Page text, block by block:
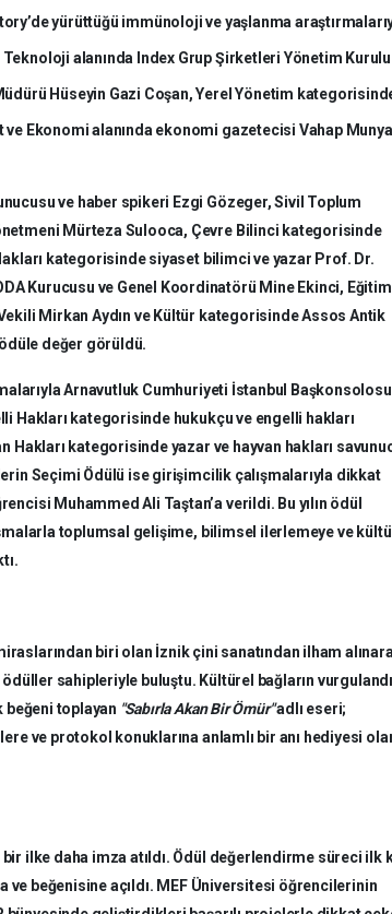
yürüttüğü immünoloji ve yaşlanma
alanında Index Grup Şirketleri Yönetim Kurulu
Hüseyin Gazi Coşan, Yerel Yönetim
ve Ekonomi alanında ekonomi gazetecisi Vahap
ve haber spikeri Ezgi Gözeger, Sivil Toplum
Mürteza Sulooca, Çevre Bilinci kategorisinde
kategorisinde siyaset bilimci ve yazar Prof. Dr.
Kurucusu ve Genel Koordinatörü Mine Ekinci,
Mirkan Aydın ve Kültür kategorisinde Assos Antik
değer görüldü.
Arnavutluk Cumhuriyeti İstanbul Başkonsolosu
Hakları kategorisinde hukukçu ve engelli hakları
Hakları kategorisinde yazar ve hayvan hakları
Seçimi Ödülü ise girişimcilik çalışmalarıyla dikkat
Muhammed Ali Taştan’a verildi. Bu yılın ödül
toplumsal gelişime, bilimsel ilerlemeye ve
biri olan İznik çini sanatından ilham
sahipleriyle buluştu. Kültürel bağların
beğeni toplayan "Sabırla Akan Bir Ömür"adlı eseri;
ve protokol konuklarına anlamlı bir anı hediyesi
ilke daha imza atıldı. Ödül değerlendirme süreci ilk
ve beğenisine açıldı. MEF Üniversitesi öğrencilerinin